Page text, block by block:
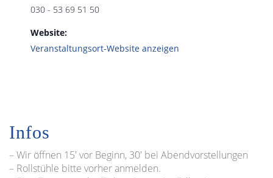
030 - 53 69 51 50
Website:
Veranstaltungsort-Website anzeigen
Infos
– Wir öffnen 15′ vor Beginn, 30′ bei Abendvorstellungen
– Rollstühle bitte vorher anmelden.